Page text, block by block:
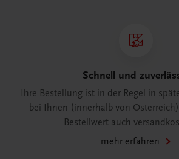
Schnell und
Ihre Bestellung ist in der Regel in
bei Ihnen (innerhalb von Österreich)
Bestellwert auch
mehr erfahren